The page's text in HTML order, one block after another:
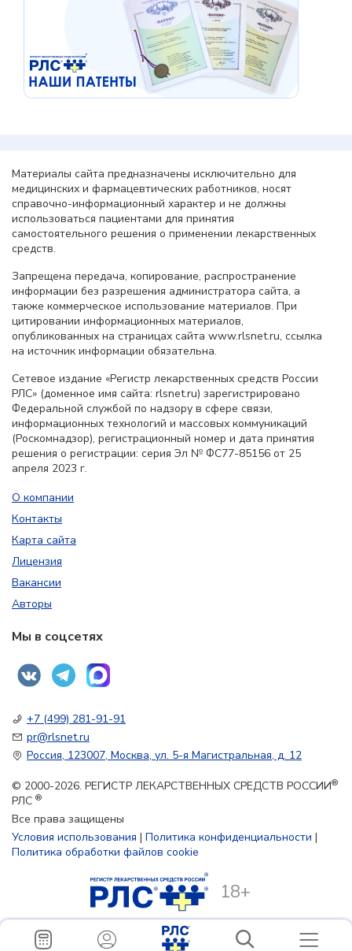
Материалы сайта предназначены исключительно для
медицинских и фармацевтических работников, носят
справочно-информационный характер и не должны
использоваться пациентами для принятия
самостоятельного решения о применении лекарственных
средств.
Запрещена передача, копирование, распространение
информации без разрешения администратора сайта, а
также коммерческое использование материалов. При
цитировании информационных материалов,
опубликованных на страницах сайта www.rlsnet.ru, ссылка
на источник информации обязательна.
Сетевое издание «Регистр лекарственных средств России
РЛС» (доменное имя сайта: rlsnet.ru) зарегистрировано
Федеральной службой по надзору в сфере связи,
информационных технологий и массовых коммуникаций
(Роскомнадзор), регистрационный номер и дата принятия
решения о регистрации: серия Эл № ФС77-85156 от 25
апреля 2023 г.
О компании
Контакты
Карта сайта
Лицензия
Вакансии
Авторы
Мы в соцсетях
+7 (499) 281-91-91
pr@rlsnet.ru
Россия, 123007, Москва, ул. 5-я Магистральная, д. 12
© 2000-2026. РЕГИСТР ЛЕКАРСТВЕННЫХ СРЕДСТВ РОССИИ®
РЛС ®
Все права защищены
Условия использования | Политика конфиденциальности |
Политика обработки файлов cookie
18+